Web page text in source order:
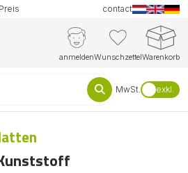
contact
anmeldenWunschzettelWarenkorb
MwSt. exkl.